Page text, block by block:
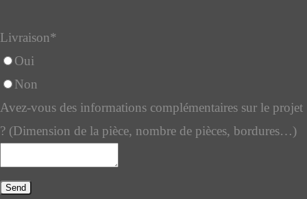
Livraison*
Oui
Non
Avez-vous des informations complémentaires sur le projet
? (Dimension de la pièce, nombre de pièces, bordures…)
Send